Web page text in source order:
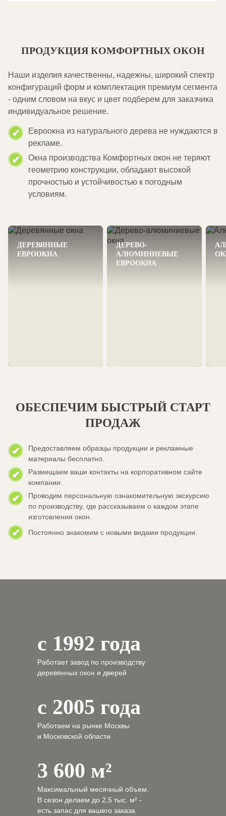
ПРОДУКЦИЯ КОМФОРТНЫХ ОКОН
Наши изделия качественны, надежны, широкий спектр
конфигураций форм и комплектация премиум сегмента
- одним словом на вкус и цвет подберем для заказчика
индивидуальное решение.
Евроокна из натурального дерева не нуждаются в
рекламе.
Окна производства Комфортных окон не теряют
геометрию конструкции, обладают высокой
прочностью и устойчивостью к погодным
условиям.
ДЕРЕВЯННЫЕ
ЕВРООКНА
ДЕРЕВЯННЫЕ
ЕВРООКНА
ДЕРЕВО-
АЛЮМИНИЕВЫЕ
ЕВРООКНА
АЛЮМИНИЕВЫЕ
ЕВРООКНА
ОБЕСПЕЧИМ БЫСТРЫЙ СТАРТ
ПРОДАЖ
Предоставляем образцы продукции и рекламные
материалы бесплатно.
Размещаем ваши контакты на корпоративном сайте
компании.
Проводим персональную ознакомительную экскурсию
по производству, где рассказываем о каждом этапе
изготовления окон.
Постоянно знакомим с новыми видами продукции.
с 1992 года
Работает завод по производству
деревянных окон и дверей
с 2005 года
Работаем на рынке Москвы
и Московской области
3 600 м²
Максимальный месячный объем.
В сезон делаем до 2,5 тыс. м² -
есть запас для вашего заказа